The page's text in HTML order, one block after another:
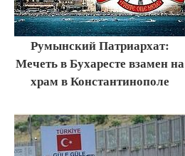
Румынский Патриархат:
Мечеть в Бухаресте взамен на
храм в Константинополе